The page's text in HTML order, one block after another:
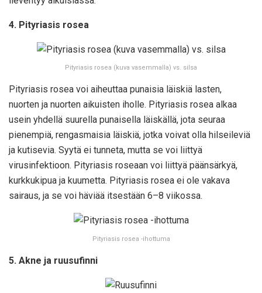
4. Pityriasis rosea
Pityriasis rosea (kuva vasemmalla) vs. silsa
Pityriasis rosea voi aiheuttaa punaisia läiskiä lasten,
nuorten ja nuorten aikuisten iholle. Pityriasis rosea alkaa
usein yhdellä suurella punaisella läiskällä, jota seuraa
pienempiä, rengasmaisia läiskiä, jotka voivat olla hilseileviä
ja kutisevia. Syytä ei tunneta, mutta se voi liittyä
virusinfektioon. Pityriasis roseaan voi liittyä päänsärkyä,
kurkkukipua ja kuumetta. Pityriasis rosea ei ole vakava
sairaus, ja se voi häviää itsestään 6–8 viikossa.
Pityriasis rosea -ihottuma
5. Akne ja ruusufinni